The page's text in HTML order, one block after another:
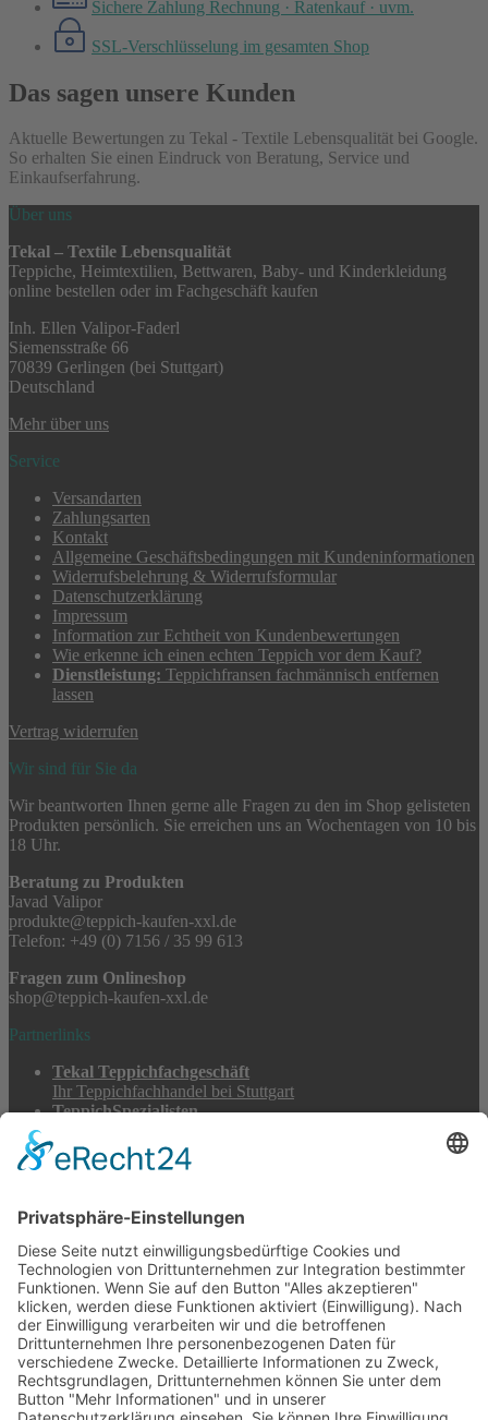
Sichere Zahlung Rechnung · Ratenkauf · uvm.
SSL-Verschlüsselung im gesamten Shop
Das sagen unsere Kunden
Aktuelle Bewertungen zu Tekal - Textile Lebensqualität bei Google.
So erhalten Sie einen Eindruck von Beratung, Service und
Einkaufserfahrung.
Über uns
Tekal – Textile Lebensqualität
Teppiche, Heimtextilien, Bettwaren, Baby- und Kinderkleidung
online bestellen oder im Fachgeschäft kaufen
Inh. Ellen Valipor-Faderl
Siemensstraße 66
70839 Gerlingen (bei Stuttgart)
Deutschland
Mehr über uns
Service
Versandarten
Zahlungsarten
Kontakt
Allgemeine Geschäftsbedingungen mit Kundeninformationen
Widerrufsbelehrung & Widerrufsformular
Datenschutzerklärung
Impressum
Information zur Echtheit von Kundenbewertungen
Wie erkenne ich einen echten Teppich vor dem Kauf?
Dienstleistung: Teppichfransen fachmännisch entfernen
lassen
Vertrag widerrufen
Wir sind für Sie da
Wir beantworten Ihnen gerne alle Fragen zu den im Shop gelisteten
Produkten persönlich. Sie erreichen uns an Wochentagen von 10 bis
18 Uhr.
Beratung zu Produkten
Javad Valipor
produkte@teppich-kaufen-xxl.de
Telefon: +49 (0) 7156 / 35 99 613
Fragen zum Onlineshop
shop@teppich-kaufen-xxl.de
Partnerlinks
Tekal Teppichfachgeschäft
Ihr Teppichfachhandel bei Stuttgart
TeppichSpezialisten
Stadtmühle Waldenbuch
Mühlenprodukte, Säfte, Tiernahrung & Züchterbedarf
Pyrotechnik online bestellen
© 2017-2026 ·Tekal – Textile Lebensqualität| Einzelstücke mit
Charakter – Exklusive moderne Teppiche und handverlesene
Orientteppiche
Alle Preise inkl. der gesetzlichen MwSt. · Die durchgestrichenen Preise
entsprechen, sofern nicht anders angegeben, den bisherigen Preisen in
unserem Shop.
Cookie-Einstellungen